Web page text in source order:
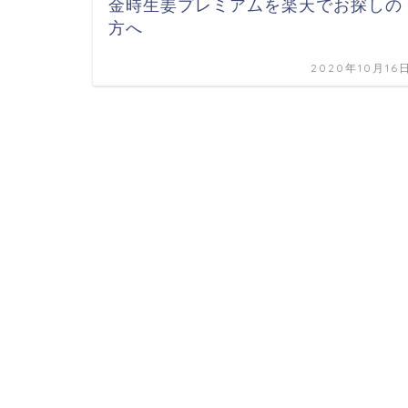
金時生姜プレミアムを楽天でお探しの
方へ
2020年10月16